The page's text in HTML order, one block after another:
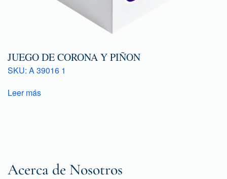
JUEGO DE CORONA Y PIÑON
SKU: A 39016 1
Leer más
Acerca de Nosotros